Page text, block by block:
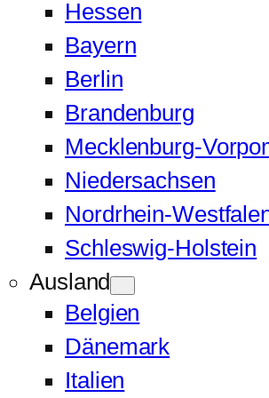
Hessen
Bayern
Berlin
Brandenburg
Mecklenburg-
Niedersachsen
Nordrhein-
Schleswig-Holstein
Ausland
Belgien
Dänemark
Italien